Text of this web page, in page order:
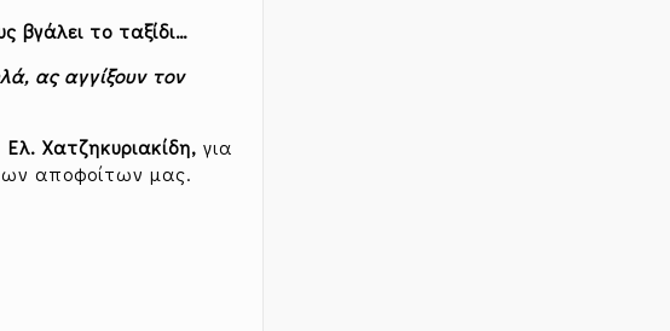
το ταξίδι…
ας αγγίξουν τον
Ελ. Χατζηκυριακίδη, για
αποφοίτων μας.